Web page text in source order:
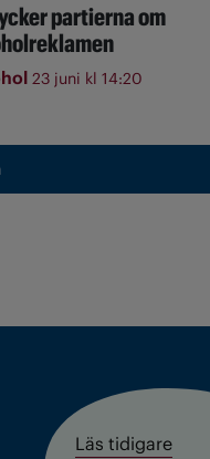
partierna om
23 juni kl 14:20
Läs tidigare